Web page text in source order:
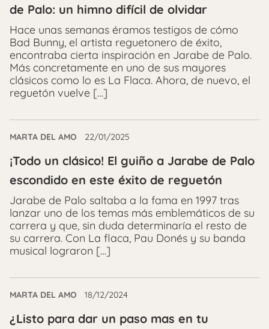
de Palo: un himno difícil de olvidar
Hace unas semanas éramos testigos de cómo
Bad Bunny, el artista reguetonero de éxito,
encontraba cierta inspiración en Jarabe de Palo.
Más concretamente en uno de sus mayores
clásicos como lo es La Flaca. Ahora, de nuevo, el
reguetón vuelve […]
MARTA DEL AMO 22/01/2025
¡Todo un clásico! El guiño a Jarabe de Palo
escondido en este éxito de reguetón
Jarabe de Palo saltaba a la fama en 1997 tras
lanzar uno de los temas más emblemáticos de su
carrera y que, sin duda determinaría el resto de
su carrera. Con La flaca, Pau Donés y su banda
musical lograron […]
MARTA DEL AMO 18/12/2024
¿Listo para dar un paso mas en tu